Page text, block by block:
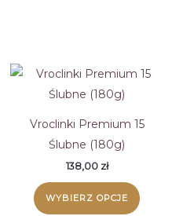
Vroclinki Premium 15
Ślubne (180g)
138,00 zł
WYBIERZ OPCJE